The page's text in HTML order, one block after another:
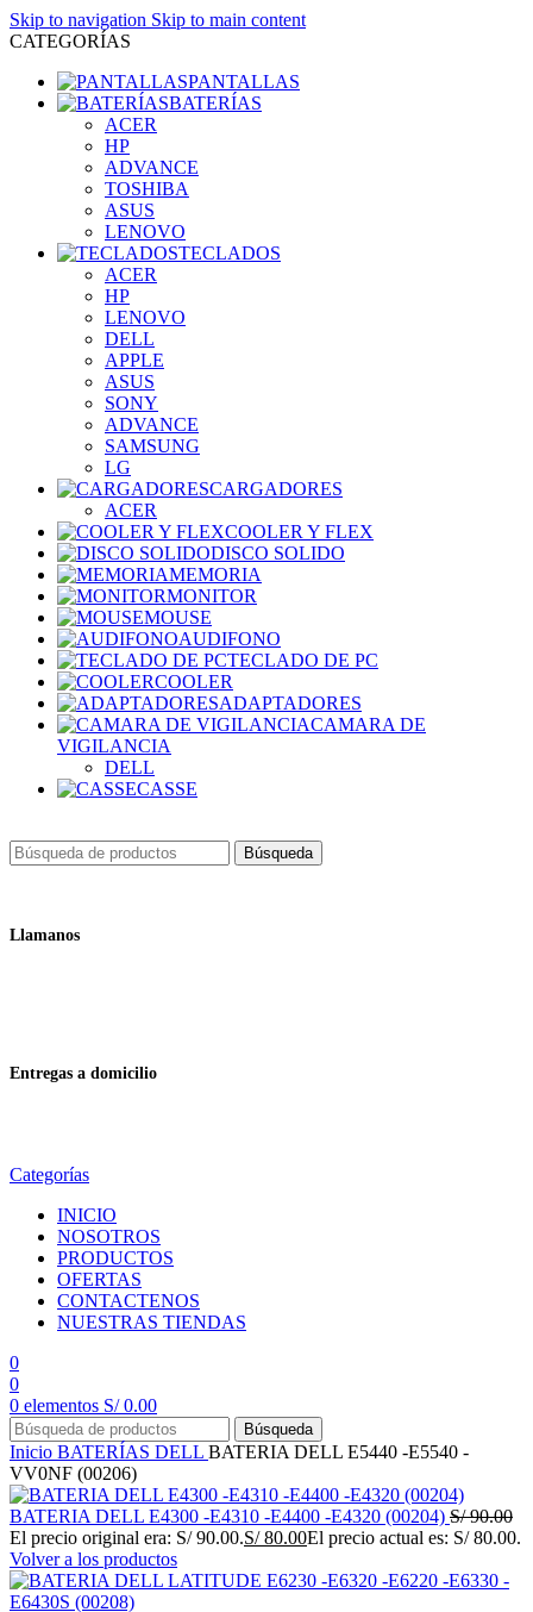
Skip to navigation Skip to main content
CATEGORÍAS
PANTALLAS
BATERÍAS
ACER
HP
ADVANCE
TOSHIBA
ASUS
LENOVO
TECLADOS
ACER
HP
LENOVO
DELL
APPLE
ASUS
SONY
ADVANCE
SAMSUNG
LG
CARGADORES
ACER
COOLER Y FLEX
DISCO SOLIDO
MEMORIA
MONITOR
MOUSE
AUDIFONO
TECLADO DE PC
COOLER
ADAPTADORES
CAMARA DE
VIGILANCIA
DELL
CASSE
Búsqueda
Llamanos
Entregas a domicilio
Categorías
INICIO
NOSOTROS
PRODUCTOS
OFERTAS
CONTACTENOS
NUESTRAS TIENDAS
0
0
0 elementos S/0.00
Búsqueda
Inicio BATERÍAS DELL BATERIA DELL E5440 -E5540 -
VV0NF (00206)
BATERIA DELL E4300 -E4310 -E4400 -E4320 (00204) S/90.00
El precio original era: S/ 90.00.S/80.00El precio actual es: S/ 80.00.
Volver a los productos